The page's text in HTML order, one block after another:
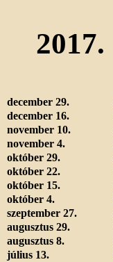
2017.
december 29.
december 16.
november 10.
november 4.
október 29.
október 22.
október 15.
október 4.
szeptember 27.
augusztus 29.
augusztus 8.
július 13.